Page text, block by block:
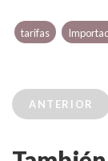
tarifas
ANTERIOR